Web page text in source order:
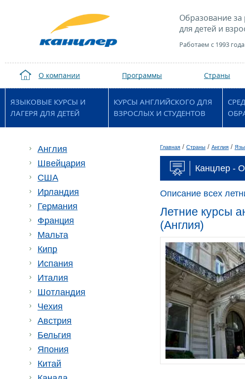
Образование
для детей и
Работаем с 1993 года
О компании Программы Страны
ЯЗЫКОВЫЕ КУРСЫ И
ЛАГЕРЯ ДЛЯ ДЕТЕЙ
КУРСЫ АНГЛИЙСКОГО ДЛЯ
ВЗРОСЛЫХ И СТУДЕНТОВ
Англия
Швейцария
США
Ирландия
Германия
Франция
Мальта
Кипр
Испания
Италия
Шотландия
Чехия
Австрия
Бельгия
Япония
Китай
Главная / Страны / Англия /
Канцлер -
Описание всех
Летние курсы
(Англия)